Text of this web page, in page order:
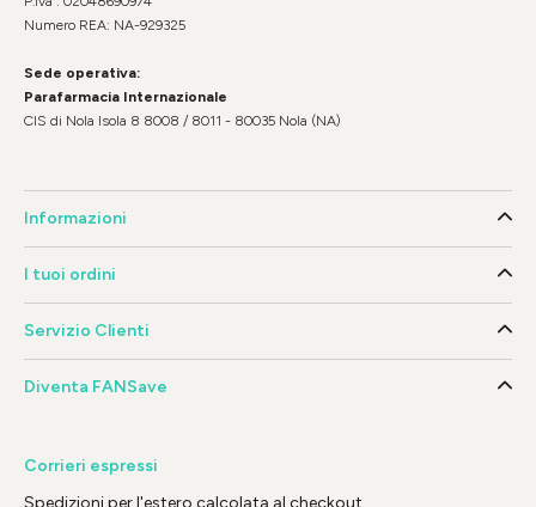
Numero REA: NA-929325
Sede operativa:
Parafarmacia Internazionale
CIS di Nola Isola 8 8008 / 8011 - 80035 Nola (NA)
Informazioni
I tuoi ordini
Servizio Clienti
Diventa FANSave
Corrieri espressi
Spedizioni per l'estero calcolata al checkout